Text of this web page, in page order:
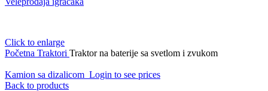
Click to enlarge
Početna Traktori Traktor na baterije sa svetlom i zvukom
Kamion sa dizalicom Login to see prices
Back to products